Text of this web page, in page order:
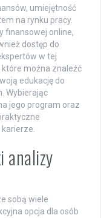
umiejętność
na rynku pracy.
finansowej online,
dostęp do
w tej
można znaleźć
edukację do
Wybierając
jego program oraz
analizy
sobą wiele
opcja dla osób